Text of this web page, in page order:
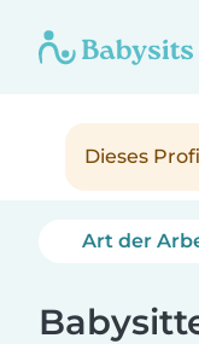
Dieses
Art der